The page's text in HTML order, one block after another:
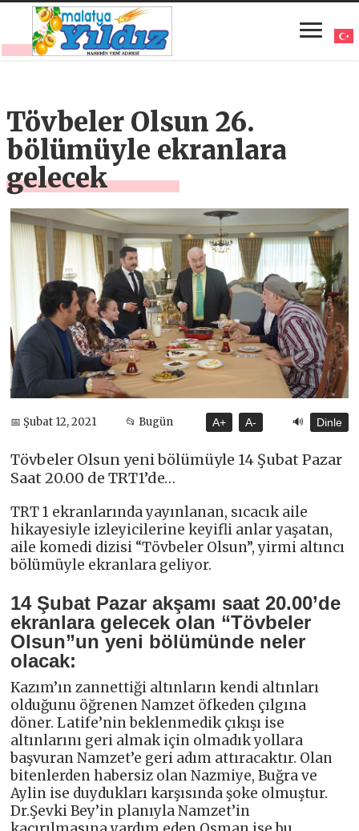
Tövbeler Olsun 26.
bölümüyle ekranlara
gelecek
📅 Şubat 12, 2021 📂 Bugün A+ A- 🔊 Dinle
Tövbeler Olsun yeni bölümüyle 14 Şubat Pazar
Saat 20.00 de TRT1’de…
TRT 1 ekranlarında yayınlanan, sıcacık aile
hikayesiyle izleyicilerine keyifli anlar yaşatan,
aile komedi dizisi “Tövbeler Olsun”, yirmi altıncı
bölümüyle ekranlara geliyor.
14 Şubat Pazar akşamı saat 20.00’de
ekranlara gelecek olan “Tövbeler
Olsun”un yeni bölümünde neler
olacak:
Kazım’ın zannettiği altınların kendi altınları
olduğunu öğrenen Namzet öfkeden çılgına
döner. Latife’nin beklenmedik çıkışı ise
altınlarını geri almak için olmadık yollara
başvuran Namzet’e geri adım attıracaktır. Olan
bitenlerden habersiz olan Nazmiye, Buğra ve
Aylin ise duydukları karşısında şoke olmuştur.
Dr.Şevki Bey’in planıyla Namzet’in